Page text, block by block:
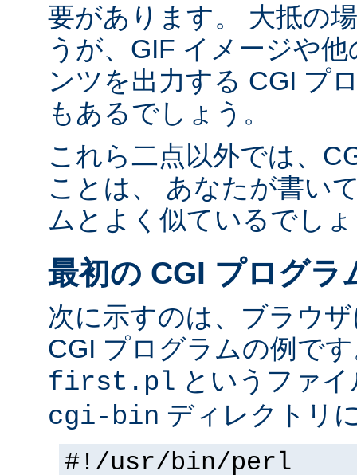
要があります。 大抵の
うが、GIF イメージや
ンツを出力する CGI プ
もあるでしょう。
これら二点以外では、
ことは、 あなたが書い
ムとよく似ているでし
最初の CGI プログラ
次に示すのは、ブラウ
CGI プログラムの例で
first.pl というファ
cgi-bin ディレクトリ
#!/usr/bin/perl